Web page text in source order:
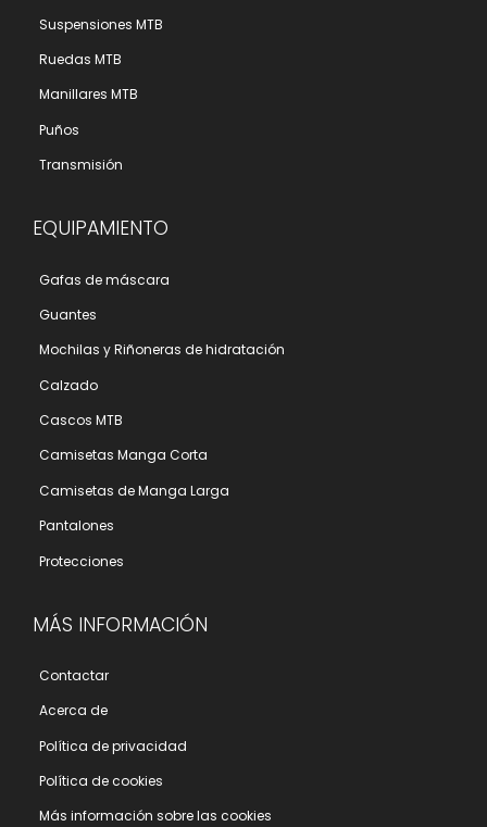
Suspensiones MTB
Ruedas MTB
Manillares MTB
Puños
Transmisión
EQUIPAMIENTO
Gafas de máscara
Guantes
Mochilas y Riñoneras de hidratación
Calzado
Cascos MTB
Camisetas Manga Corta
Camisetas de Manga Larga
Pantalones
Protecciones
MÁS INFORMACIÓN
Contactar
Acerca de
Polí­tica de privacidad
Polí­tica de cookies
Más información sobre las cookies